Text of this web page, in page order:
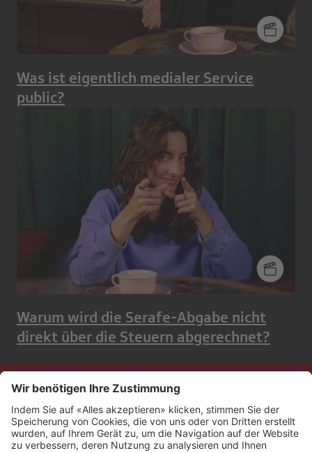
Was ist eigentlich medialer Service
public?
Warum wird die Serafe-Abgabe nicht
direkt über die Steuern abgerechnet?
Kontakt
Impressum